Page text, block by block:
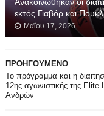
εκτός Γιαβόρ και Πουκλ
Μαΐου 17, 2026
ΠΡΟΗΓΟΥΜΕΝΟ
Το πρόγραμμα και η
12ης αγωνιστικής της Elite
Ανδρών